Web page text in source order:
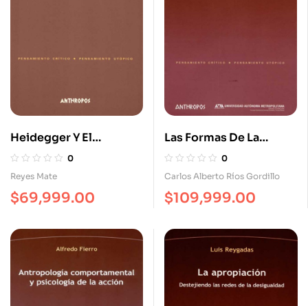
Heidegger Y El
Judaísmo. Y Sobre La
Tolerancia Compasiva
0
Reyes Mate
$69,999.00
Las Formas De La
Comparación: Marc
Bloch Y Las Ciencias
0
Carlos Alberto Ríos Gordillo
$109,999.00